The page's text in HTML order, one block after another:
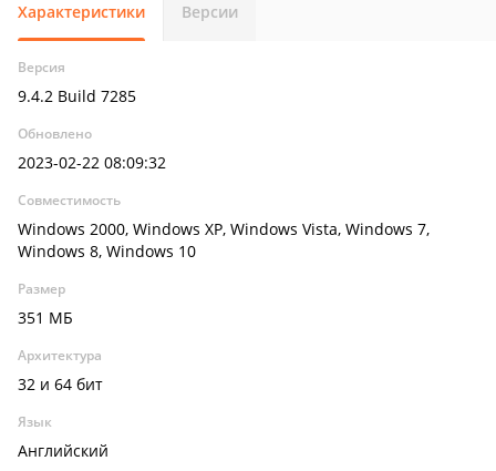
Характеристики Версии
Версия
9.4.2 Build 7285
Обновлено
2023-02-22 08:09:32
Совместимость
Windows 2000, Windows XP, Windows Vista, Windows 7,
Windows 8, Windows 10
Размер
351 МБ
Архитектура
32 и 64 бит
Язык
Английский